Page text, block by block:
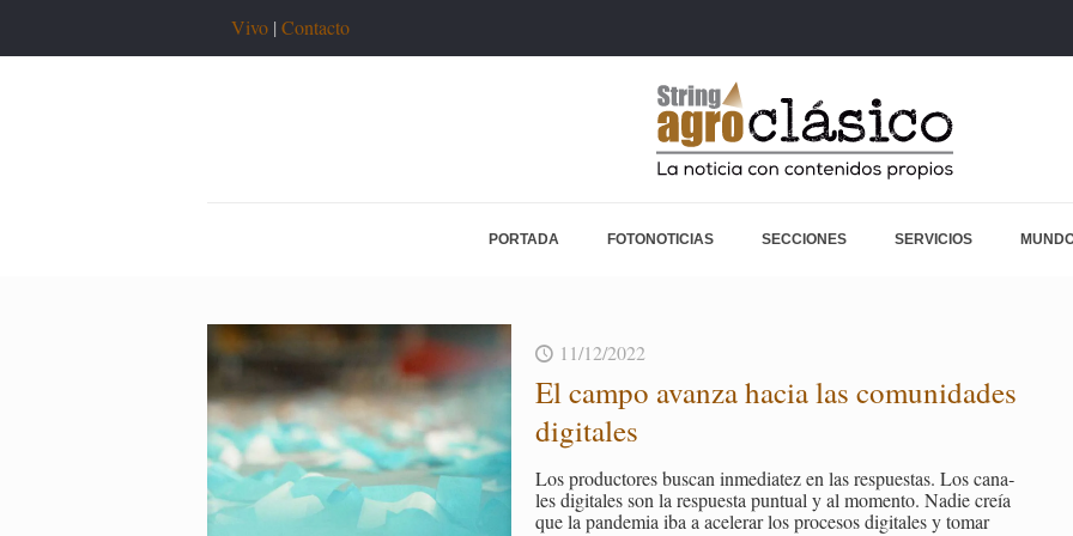
Vivo | Contacto
PORTADA FOTONOTICIAS SECCIONES SERVICIOS
11/12/2022
El campo avan­za hacia las co­mu­ni­da­des
di­gi­ta­les
Los pro­duc­to­res bus­can in­me­dia­tez en las res­pues­tas. Los ca­na­
les di­gi­ta­les son la res­pues­ta pun­tual y al mo­men­to. Nadie creía
que la pan­de­mia iba a ace­le­rar los pro­ce­sos di­gi­ta­les y tomar